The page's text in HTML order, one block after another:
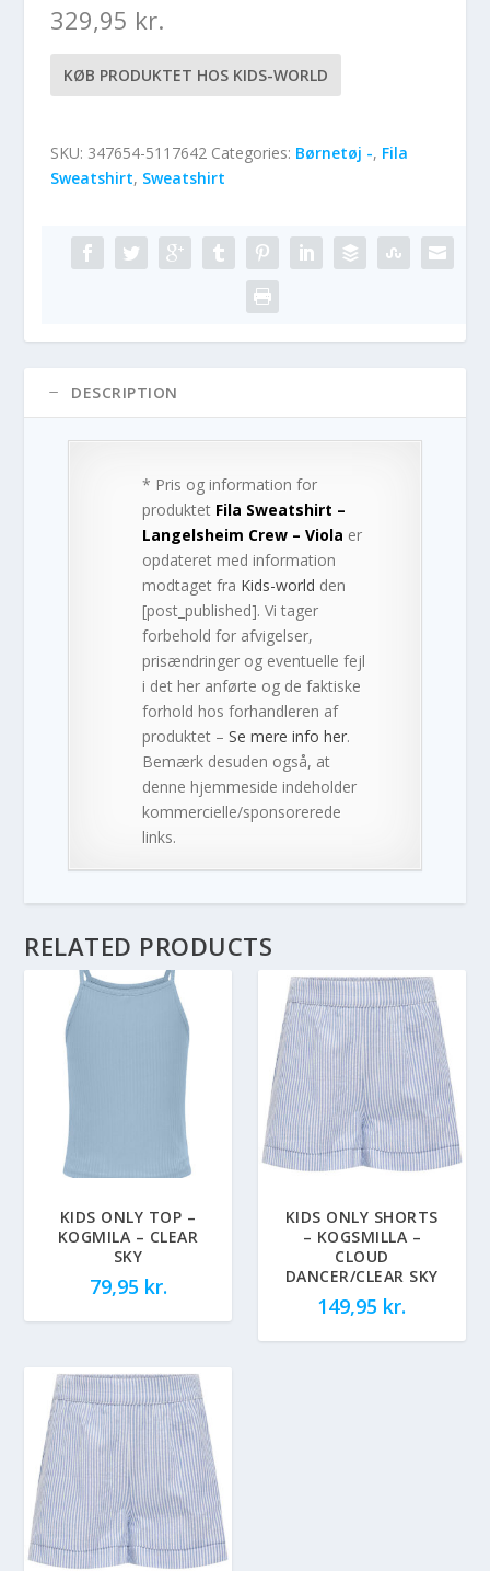
329,95 kr.
KØB PRODUKTET HOS KIDS-WORLD
SKU: 347654-5117642 Categories: Børnetøj -, Fila
Sweatshirt, Sweatshirt
DESCRIPTION
* Pris og information for
produktet Fila Sweatshirt –
Langelsheim Crew – Viola er
opdateret med information
modtaget fra Kids-world den
[post_published]. Vi tager
forbehold for afvigelser,
prisændringer og eventuelle fejl
i det her anførte og de faktiske
forhold hos forhandleren af
produktet –Se mere info her.
Bemærk desuden også, at
denne hjemmeside indeholder
kommercielle/sponsorerede
links.
RELATED PRODUCTS
KIDS ONLY TOP –
KOGMILA – CLEAR
SKY
79,95 kr.
KIDS ONLY SHORTS
– KOGSMILLA –
CLOUD
DANCER/CLEAR SKY
149,95 kr.